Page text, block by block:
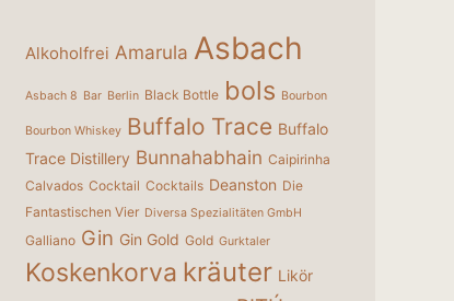
Alkoholfrei Amarula Asbach
Asbach 8 Bar Berlin Black Bottle bols Bourbon
Bourbon Whiskey Buffalo Trace Buffalo
Trace Distillery Bunnahabhain Caipirinha
Calvados Cocktail Cocktails Deanston Die
Fantastischen Vier Diversa Spezialitäten GmbH
Galliano Gin Gin Gold Gold Gurktaler
Koskenkorva kräuter Likör